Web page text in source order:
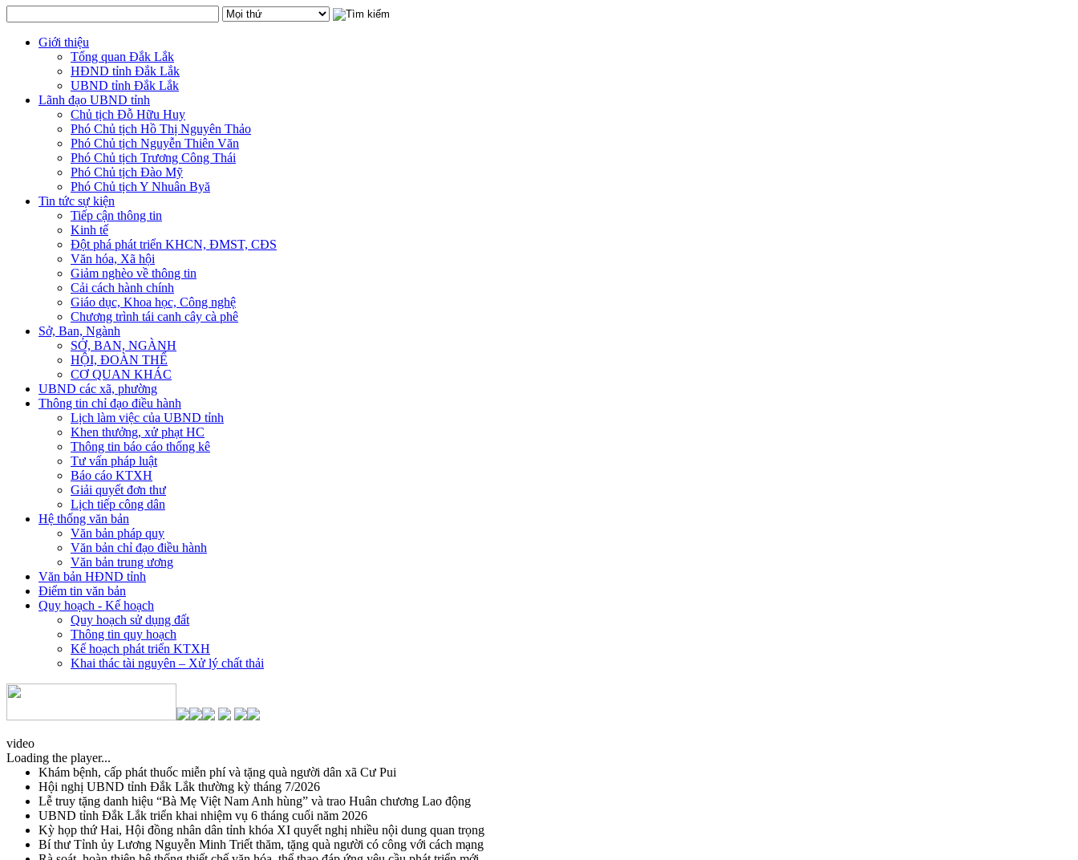
Giới thiệu
Tổng quan Đắk Lắk
HĐND tỉnh Đắk Lắk
UBND tỉnh Đắk Lắk
Lãnh đạo UBND tỉnh
Chủ tịch Đỗ Hữu Huy
Phó Chủ tịch Hồ Thị Nguyên Thảo
Phó Chủ tịch Nguyễn Thiên Văn
Phó Chủ tịch Trương Công Thái
Phó Chủ tịch Đào Mỹ
Phó Chủ tịch Y Nhuân Byă
Tin tức sự kiện
Tiếp cận thông tin
Kinh tế
Đột phá phát triển KHCN, ĐMST, CĐS
Văn hóa, Xã hội
Giảm nghèo về thông tin
Cải cách hành chính
Giáo dục, Khoa học, Công nghệ
Chương trình tái canh cây cà phê
Sở, Ban, Ngành
SỞ, BAN, NGÀNH
HỘI, ĐOÀN THỂ
CƠ QUAN KHÁC
UBND các xã, phường
Thông tin chỉ đạo điều hành
Lịch làm việc của UBND tỉnh
Khen thưởng, xử phạt HC
Thông tin báo cáo thống kê
Tư vấn pháp luật
Báo cáo KTXH
Giải quyết đơn thư
Lịch tiếp công dân
Hệ thống văn bản
Văn bản pháp quy
Văn bản chỉ đạo điều hành
Văn bản trung ương
Văn bản HĐND tỉnh
Điểm tin văn bản
Quy hoạch - Kế hoạch
Quy hoạch sử dụng đất
Thông tin quy hoạch
Kế hoạch phát triển KTXH
Khai thác tài nguyên – Xử lý chất thải
video
Loading the player...
Khám bệnh, cấp phát thuốc miễn phí và tặng quà người dân xã Cư Pui
Hội nghị UBND tỉnh Đắk Lắk thường kỳ tháng 7/2026
Lễ truy tặng danh hiệu “Bà Mẹ Việt Nam Anh hùng” và trao Huân chương Lao động
UBND tỉnh Đắk Lắk triển khai nhiệm vụ 6 tháng cuối năm 2026
Kỳ họp thứ Hai, Hội đồng nhân dân tỉnh khóa XI quyết nghị nhiều nội dung quan trọng
Bí thư Tỉnh ủy Lương Nguyễn Minh Triết thăm, tặng quà người có công với cách mạng